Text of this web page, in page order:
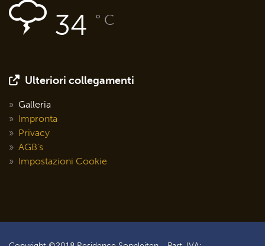
34 ° C
Ulteriori collegamenti
Galleria
Impronta
Privacy
AGB's
Impostazioni Cookie